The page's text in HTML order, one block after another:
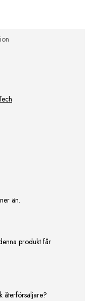
än.
produkt får
återförsäljare?